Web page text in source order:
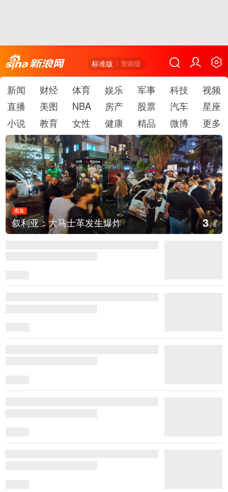
标准版 智能版
新闻 财经 体育 娱乐 军事 科技
视频
直播
美图 NBA 房产 股票 汽车
星座
小说
教育 女性 健康 精品 微博 更多
亚：大马士革发生爆炸
图集
云南
4/6